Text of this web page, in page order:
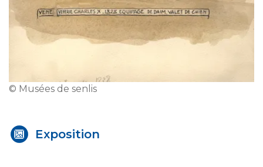
© Musées de senlis
Exposition